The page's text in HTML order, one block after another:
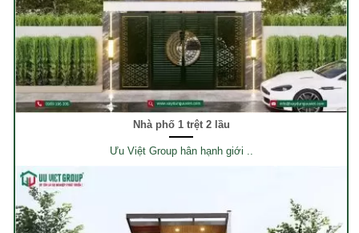
Nhà phố 1 trệt 2 lầu
Ưu Việt Group hân hạnh giới ..